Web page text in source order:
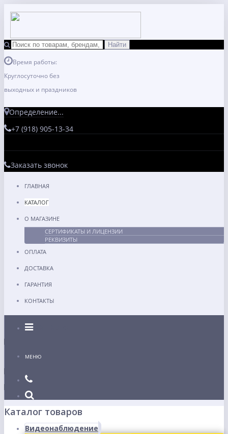
Время работы:
Круглосуточно без
выходных и праздников
Определение...
+7 (918) 905-13-34
Заказать звонок
ГЛАВНАЯ
КАТАЛОГ
О МАГАЗИНЕ
СЕРТИФИКАТЫ И ЛИЦЕНЗИИ
РЕКВИЗИТЫ
ОПЛАТА
ДОСТАВКА
ГАРАНТИЯ
КОНТАКТЫ
Каталог
МЕНЮ
Каталог товаров
Видеонаблюдение